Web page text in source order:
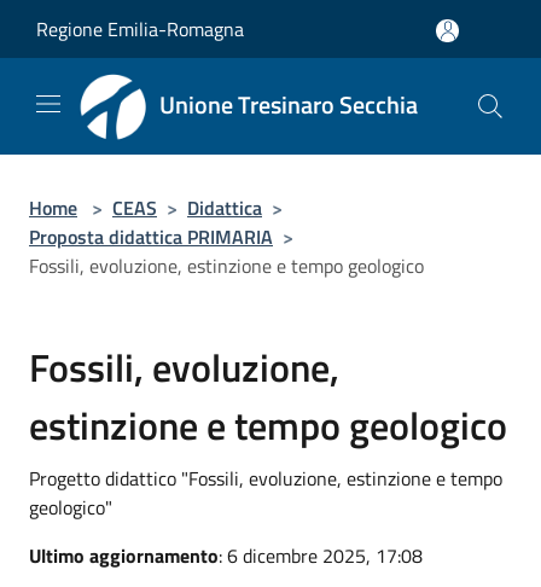
Regione Emilia-Romagna
Unione Tresinaro Secchia
Home > CEAS > Didattica >
Proposta didattica PRIMARIA >
Fossili, evoluzione, estinzione e tempo geologico
Fossili, evoluzione,
estinzione e tempo geologico
Progetto didattico "Fossili, evoluzione, estinzione e tempo
geologico"
Ultimo aggiornamento: 6 dicembre 2025, 17:08